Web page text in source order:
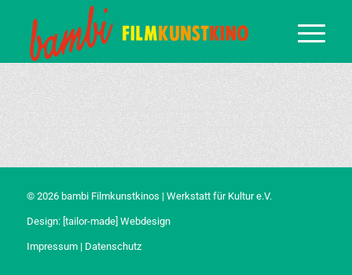
© 2026 bambi Filmkunstkinos | Werkstatt für Kultur e.V.
Design: [tailor-made] Webdesign
Impressum| Datenschutz